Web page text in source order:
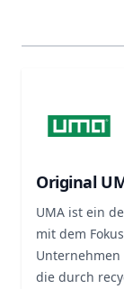
Original
UMA ist ein
mit dem
die durch